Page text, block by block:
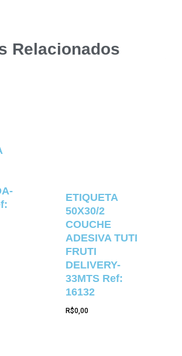
Relacionados
ETIQUETA
50X30/2
COUCHE
ADESIVA TUTI
FRUTI
DELIVERY-
33MTS Ref:
16132
R$0,00